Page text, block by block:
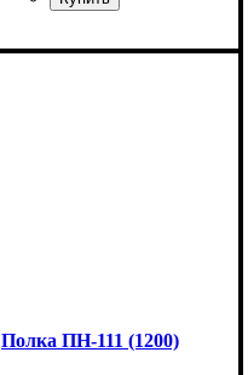
Ширина: 120 см
Полка ПН-111 (1200)